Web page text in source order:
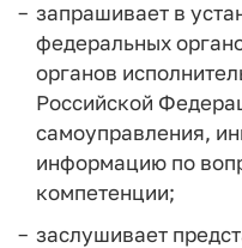
запрашивает в
федеральных
органов
Российской
самоуправления,
информацию по
компетенции;
заслушивает